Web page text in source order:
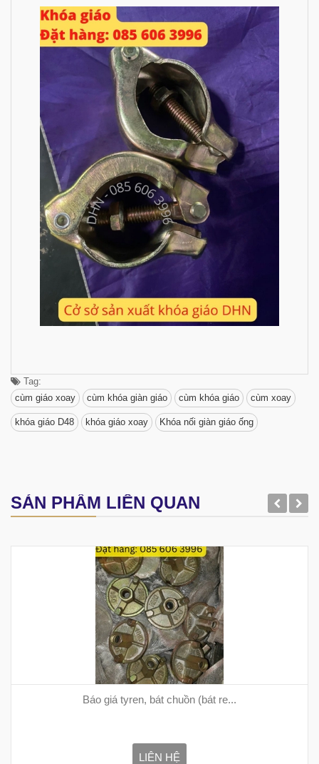
Tag:
cùm giáo xoay
cùm khóa giàn giáo cùm khóa giáo cùm xoay
khóa giáo D48 khóa giáo xoay Khóa nối giàn giáo ống
SẢN PHẨM LIÊN QUAN
Báo giá tyren, bát chuồn (bát re...
LIÊN HỆ